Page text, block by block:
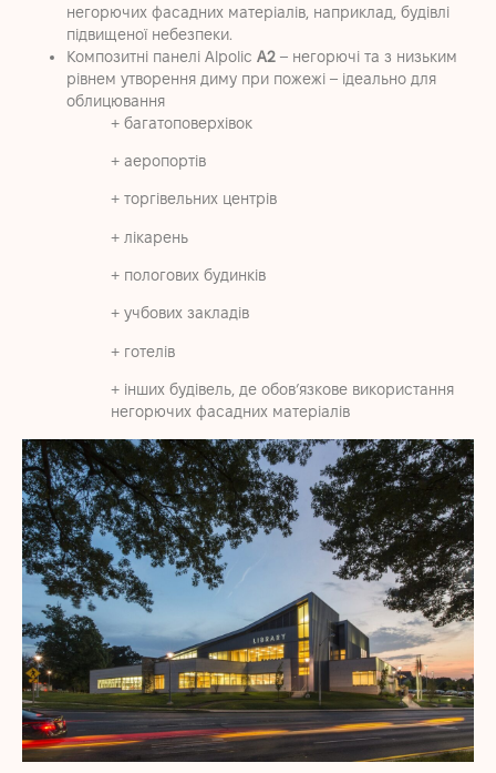
негорючих фасадних матеріалів, наприклад, будівлі
підвищеної небезпеки.
Композитні панелі Alpolic A2 – негорючі та з низьким
рівнем утворення диму при пожежі – ідеально для
облицювання
+ багатоповерхівок
+ аеропортів
+ торгівельних центрів
+ лікарень
+ пологових будинків
+ учбових закладів
+ готелів
+ інших будівель, де обов’язкове використання
негорючих фасадних матеріалів